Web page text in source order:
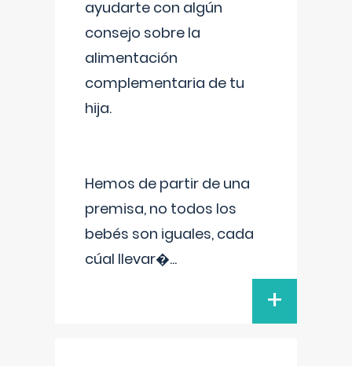
ayudarte con algún
consejo sobre la
alimentación
complementaria de tu
hija.
Hemos de partir de una
premisa, no todos los
bebés son iguales, cada
cúal llevar�...
+